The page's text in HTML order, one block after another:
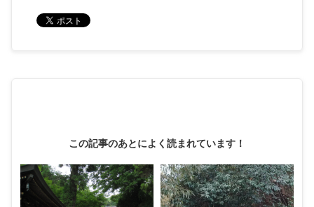
この記事のあとによく読まれています！